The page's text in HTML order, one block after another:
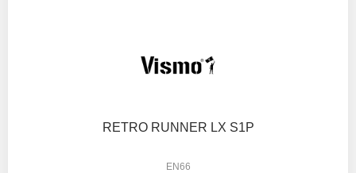
RETRO RUNNER LX S1P
EN66